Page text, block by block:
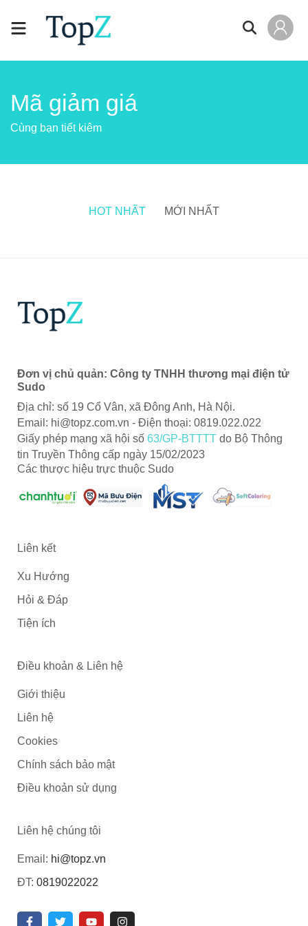
Mã giảm giá
Cùng bạn tiểt kiêm
HOT NHẤT MỚI NHẨT
Đơn vị chủ quản: Công ty TNHH thương mại điện tử
Sudo
Địa chỉ: số 19 Cổ Vân, xã Đông Anh, Hà Nội.
Email: hi@topz.com.vn - Điện thoại: 0819.022.022
Giấy phép mạng xã hội số 63/GP-BTTTT do Bộ Thông
tin Truyền Thông cấp ngày 15/02/2023
Các thược hiệu trực thuộc Sudo
Liên kết
Xu Hướng
Hỏi & Đáp
Tiện ích
Điều khoản & Liên hệ
Giới thiệu
Liên hệ
Cookies
Chính sách bảo mật
Điều khoản sử dụng
Liên hệ chúng tôi
Email: hi@topz.vn
ĐT: 0819022022